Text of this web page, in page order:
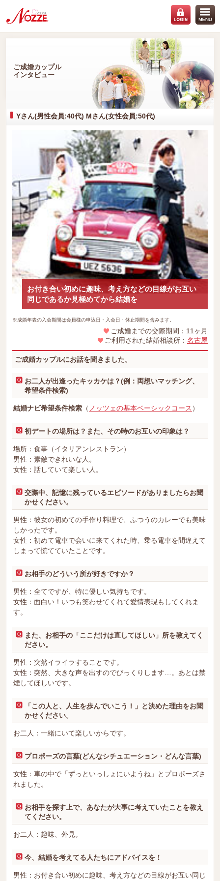
ご成婚カップル
インタビュー
Yさん(男性会員:40代) Mさん(女性会員:50代)
お付き合い初めに趣味、考え方などの目線がお互い
同じであるか見極めてから結婚を
※成婚年表の入会期間は会員様の申込日・入会日・休止期間を含みます。
ご成婚までの交際期間：11ヶ月
ご利用された結婚相談所： 名古屋
ご成婚カップルにお話を聞きました。
お二人が出逢ったキッカケは？(例：両想いマッチング、
希望条件検索)
結婚ナビ希望条件検索 （ ノッツェの基本ベーシックコース ）
初デートの場所は？また、その時のお互いの印象は？
場所：食事（イタリアンレストラン）
男性：素敵できれいな人。
女性：話していて楽しい人。
交際中、記憶に残っているエピソードがありましたらお聞
かせください。
男性：彼女の初めての手作り料理で、ふつうのカレーでも美味
しかったです。
女性：初めて電車で会いに来てくれた時、乗る電車を間違えて
しまって慌てていたことです。
お相手のどういう所が好きですか？
男性：全てですが、特に優しい気持ちです。
女性：面白い！いつも笑わせてくれて愛情表現もしてくれま
す。
また、お相手の「ここだけは直してほしい」所を教えてく
ださい。
男性：突然イライラすることです。
女性：突然、大きな声を出すのでびっくりします…。あとは禁
煙してほしいです。
「この人と、人生を歩んでいこう！」と決めた理由をお聞
かせください。
お二人：一緒にいて楽しいからです。
プロポーズの言葉(どんなシチュエーション・どんな言葉)
女性：車の中で「ずっといっしょにいようね」とプロポーズさ
れました。
お相手を探す上で、あなたが大事に考えていたことを教え
てください。
お二人：趣味、外見。
今、結婚を考えてる人たちにアドバイスを！
男性：お付き合い初めに趣味、考え方などの目線がお互い同じ